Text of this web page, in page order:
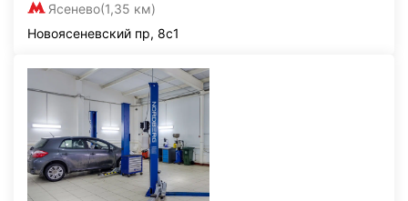
Ясенево(1,35 км)
Новоясеневский пр, 8с1